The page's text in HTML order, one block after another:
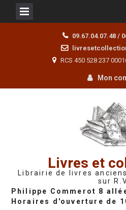
09.67.04.07.48 /
RCS 450 528 237
Mon
Livres et
Librairie de livres
sur